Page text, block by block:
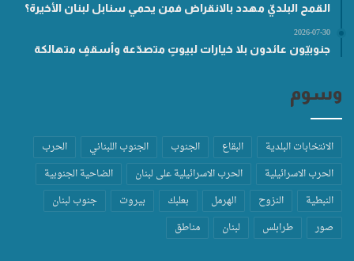
القمح البلديّ مهدد بالانقراض فمن يحمي سنابل لبنان الأخيرة؟
2026-07-30
جنوبيّون عائدون بلا خيارات لبيوتٍ متصدّعة وأسقفٍ متهالكة
وسوم
الانتخابات البلدية البقاع الجنوب الجنوب اللبناني
الحرب
الحرب الاسرائيلية
الحرب الاسرائيلية على لبنان
الضاحية الجنوبية
النبطية
النزوح الهرمل بعلبك بيروت
جنوب لبنان
صور
طرابلس لبنان مناطق